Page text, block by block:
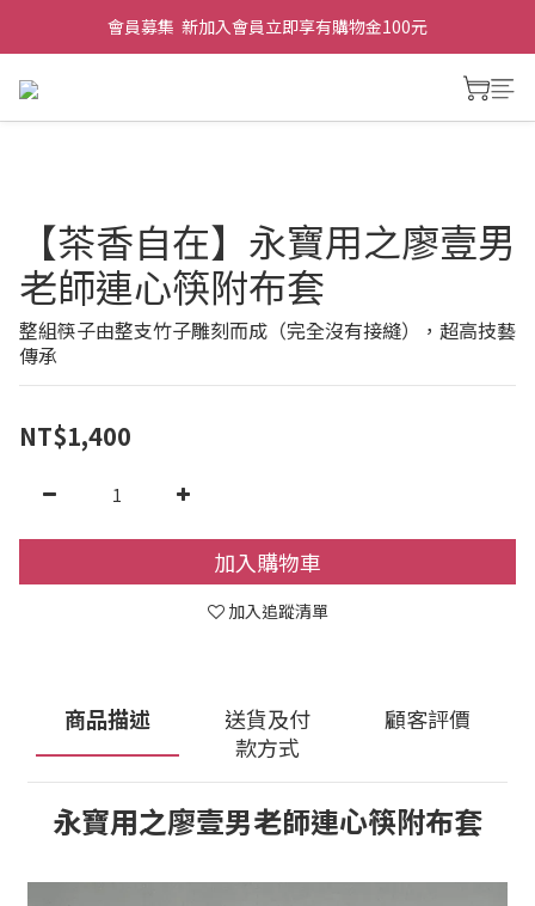
會員募集  新加入會員立即享有購物金100元
【茶香自在】永寶用之廖壹男
老師連心筷附布套
整組筷子由整支竹子雕刻而成（完全沒有接縫），超高技藝
傳承
NT$1,400
加入購物車
加入追蹤清單
商品描述
送貨及付
款方式
顧客評價
永寶用之廖壹男老師連心筷附布套